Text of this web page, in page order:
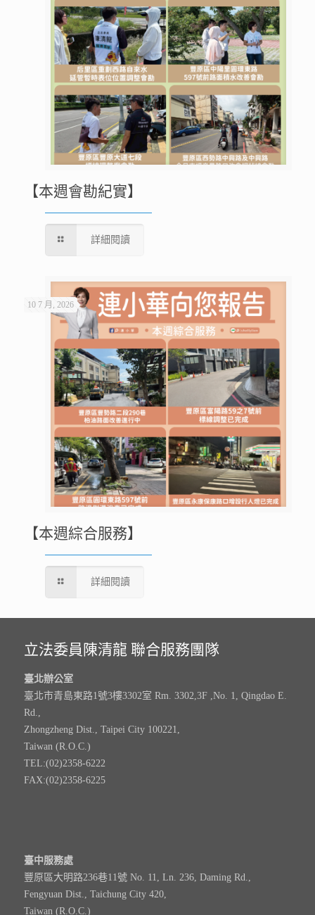
【本週會勘紀實】
詳細閱讀
10 7 月, 2026
【本週綜合服務】
詳細閱讀
立法委員陳清龍 聯合服務團隊
臺北辦公室
臺北市青島東路1號3樓3302室 Rm. 3302,3F ,No. 1, Qingdao E.
Rd.,
Zhongzheng Dist., Taipei City 100221,
Taiwan (R.O.C.)
TEL:(02)2358-6222
FAX:(02)2358-6225
臺中服務處
豐原區大明路236巷11號 No. 11, Ln. 236, Daming Rd.,
Fengyuan Dist., Taichung City 420,
Taiwan (R.O.C.)